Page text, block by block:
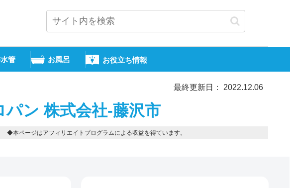
管 お風呂 お役立ち情報
最終更新日： 2022.12.06
パン 株式会社-藤沢市
◆本ページはアフィリエイトプログラムによる収益を得ています。